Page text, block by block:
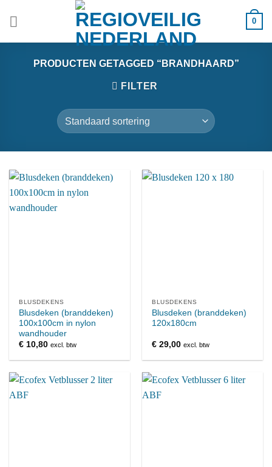
0
PRODUCTEN GETAGGED “BRANDHAARD”
FILTER
BLUSDEKENS
Blusdeken (branddeken)
100x100cm in nylon
wandhouder
€ 10,80 excl. btw
BLUSDEKENS
Blusdeken (branddeken)
120x180cm
€ 29,00 excl. btw